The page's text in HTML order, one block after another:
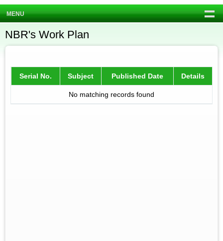
MENU
NBR's Work Plan
Serial No. Subject Published Date Details
No matching records found